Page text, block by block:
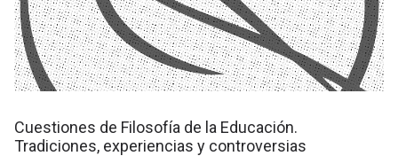
Cuestiones de Filosofía de la Educación.
Tradiciones, experiencias y controversias